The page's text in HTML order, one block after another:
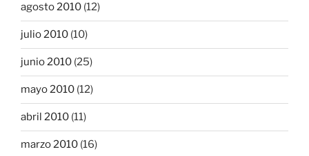
agosto 2010 (12)
julio 2010 (10)
junio 2010 (25)
mayo 2010 (12)
abril 2010 (11)
marzo 2010 (16)